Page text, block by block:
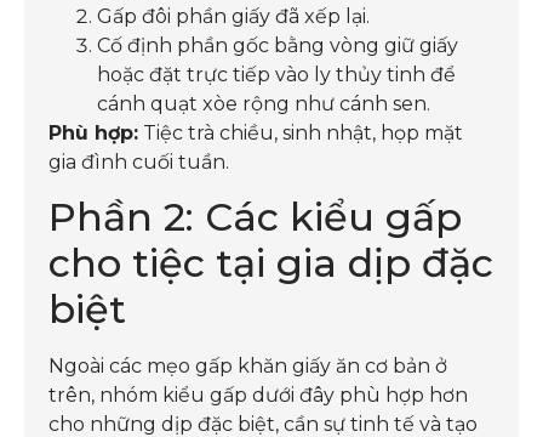
Gấp đôi phần giấy đã xếp lại.
Cố định phần gốc bằng vòng giữ giấy
hoặc đặt trực tiếp vào ly thủy tinh để
cánh quạt xòe rộng như cánh sen.
Phù hợp: Tiệc trà chiều, sinh nhật, họp mặt
gia đình cuối tuần.
Phần 2: Các kiểu gấp
cho tiệc tại gia dịp đặc
biệt
Ngoài các mẹo gấp khăn giấy ăn cơ bản ở
trên, nhóm kiểu gấp dưới đây phù hợp hơn
cho những dịp đặc biệt, cần sự tinh tế và tạo